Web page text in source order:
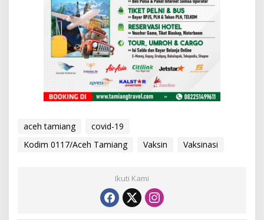
aceh tamiang
covid-19
Kodim 0117/Aceh Tamiang
Vaksin Vaksinasi
Ikuti Kami